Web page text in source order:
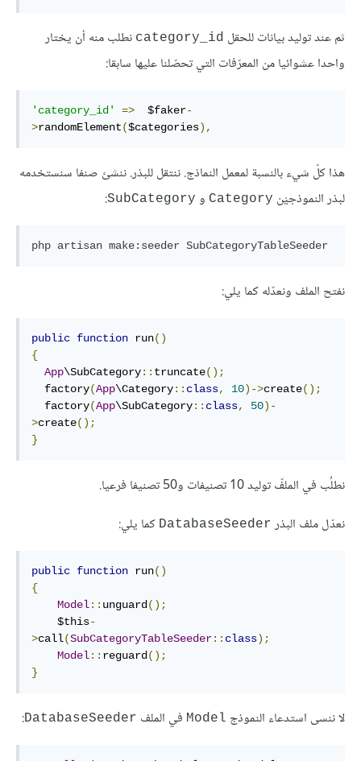
ثم عند توليد بيانات للحقل category_id نطلب منه أن يختار
واحدا عشوائيا من المعرّفات التي تحصّلنا عليها سابقا:
'category_id' =>
  $faker
-
>randomElement($categories),
هذا كلّ شيء بالنسبة لمعمل النماذج. ننتقل للبذر. ننشئ صنفا سنستخدمه
لبذر النموذجيْن Category و SubCategory
:
نفتح الملف ونعدّله كما يلي:
public function run()
{
App\SubCategory:: truncate();
  factory
(App\Category:: class, 10)->create();
  factory
(App\SubCategory:: class, 50)-
>create();
}
نطلُب في الملفّ توليد 10 تصنيفات و50 تصنيفا فرعيا.
نعدّل ملف البذر DatabaseSeeder كما يلي:
public function run()
{
Model:: unguard ();
    $this
-
>call(SubCategoryTableSeeder:: class);
Model:: reguard ();
}
لا ننسى استدعاء النموذج Model في الملف DatabaseSeeder
: